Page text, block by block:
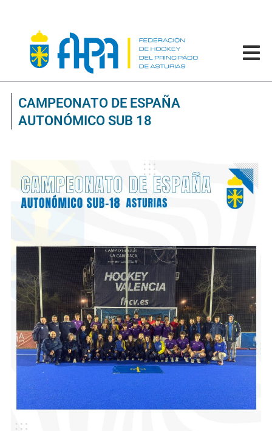
CAMPEONATO DE ESPAÑA
AUTONÓMICO SUB 18